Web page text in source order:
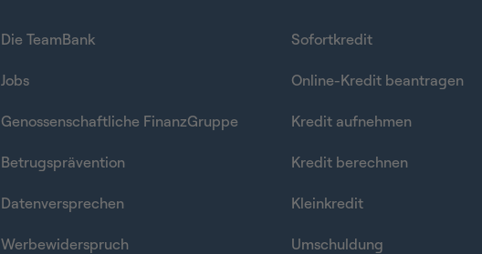
Die TeamBank
Jobs
Genossenschaftliche FinanzGruppe
Betrugsprävention
Datenversprechen
Werbewiderspruch
Sofortkredit
Online-Kredit beantragen
Kredit aufnehmen
Kredit berechnen
Kleinkredit
Umschuldung